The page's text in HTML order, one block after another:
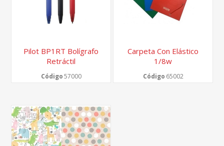
Pilot BP1RT Bolígrafo
Retráctil
Código57000
Carpeta Con Elástico
1/8w
Código 65002